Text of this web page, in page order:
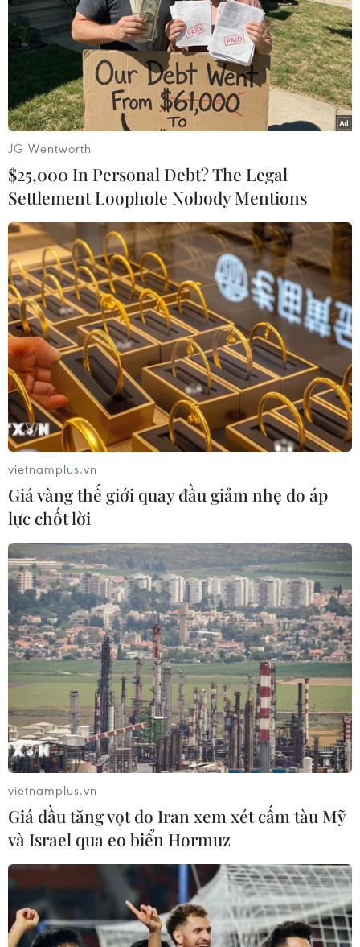
Quảng Ninh: Bắt đối tượng chế tạo súng
dạng bút
21/11/2013 14:36
Công an thành phố Cẩm Phả đã ra lệnh tạm giữ hình
sự đối với Phạm Hùng, sinh năm 1987 về tội chế tạo và
tàng trữ vũ khí.
JG Wentworth
$25,000 In Personal Debt? The Legal
Settlement Loophole Nobody Mentions
vietnamplus.vn
Giá vàng thế giới quay đầu giảm nhẹ do áp
lực chốt lời
vietnamplus.vn
Giá dầu tăng vọt do Iran xem xét cấm tàu Mỹ
và Israel qua eo biển Hormuz